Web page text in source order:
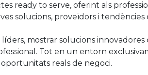
ready to serve, oferint als
solucions, proveïdors i tendències
mostrar solucions innovadores
Tot en un entorn
reals de negoci.